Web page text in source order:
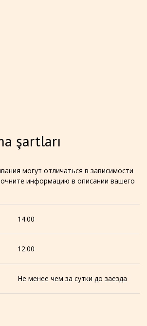
şartları
могут отличаться в зависимости
информацию в описании вашего
14:00
12:00
Не менее чем за сутки до заезда